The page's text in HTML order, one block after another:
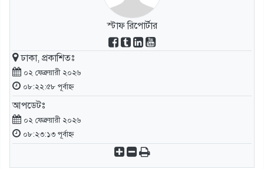
স্টাফ রিপোর্টার
ঢাকা, প্রকাশিতঃ
০২ ফেব্রুয়ারী ২০২৬
০৮:২২:৫৮ পূর্বাহ্ন
আপডেটঃ
০২ ফেব্রুয়ারী ২০২৬
০৮:২৩:১৩ পূর্বাহ্ন